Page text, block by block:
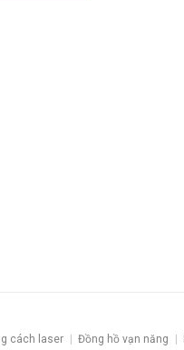
cách laser Đồng hồ vạn năng